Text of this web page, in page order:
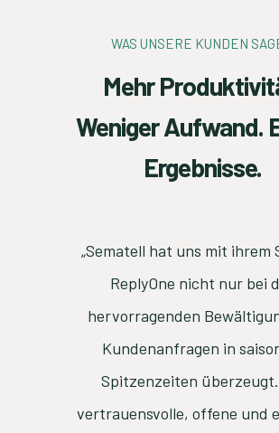
WAS UNSERE KUNDEN
Mehr
Weniger Aufwand.
Ergebnisse.
„Sematell hat uns mit ihrem
ReplyOne nicht nur bei
hervorragenden
Kundenanfragen in
Spitzenzeiten
vertrauensvolle, offene und